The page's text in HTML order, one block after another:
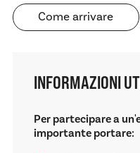
Come arrivare
INFORMAZIONI
Per partecipare a
importante portare: